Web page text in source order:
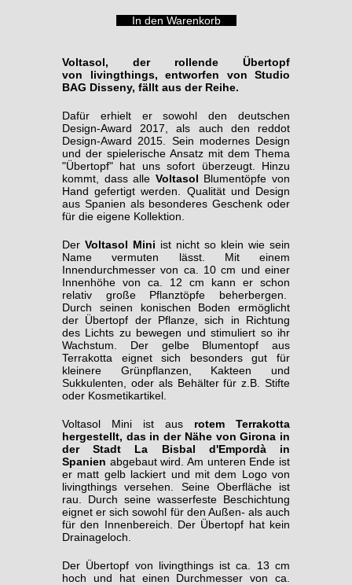
Voltasol, der rollende Übertopf
von livingthings, entworfen von Studio
BAG Disseny, fällt aus der Reihe.
Dafür erhielt er sowohl den deutschen
Design-Award 2017, als auch den reddot
Design-Award 2015. Sein modernes Design
und der spielerische Ansatz mit dem Thema
"Übertopf" hat uns sofort überzeugt. Hinzu
kommt, dass alle Voltasol Blumentöpfe von
Hand gefertigt werden. Qualität und Design
aus Spanien als besonderes Geschenk oder
für die eigene Kollektion.
Der Voltasol Mini ist nicht so klein wie sein
Name vermuten lässt. Mit einem
Innendurchmesser von ca. 10 cm und einer
Innenhöhe von ca. 12 cm kann er schon
relativ große Pflanztöpfe beherbergen.
Durch seinen konischen Boden ermöglicht
der Übertopf der Pflanze, sich in Richtung
des Lichts zu bewegen und stimuliert so ihr
Wachstum. Der gelbe Blumentopf aus
Terrakotta eignet sich besonders gut für
kleinere Grünpflanzen, Kakteen und
Sukkulenten, oder als Behälter für z.B. Stifte
oder Kosmetikartikel.
Voltasol Mini ist aus rotem Terrakotta
hergestellt, das in der Nähe von Girona in
der Stadt La Bisbal d'Empordà in
Spanien abgebaut wird. Am unteren Ende ist
er matt gelb lackiert und mit dem Logo von
livingthings versehen. Seine Oberfläche ist
rau. Durch seine wasserfeste Beschichtung
eignet er sich sowohl für den Außen- als auch
für den Innenbereich. Der Übertopf hat kein
Drainageloch.
Der Übertopf von livingthings ist ca. 13 cm
hoch und hat einen Durchmesser von ca.